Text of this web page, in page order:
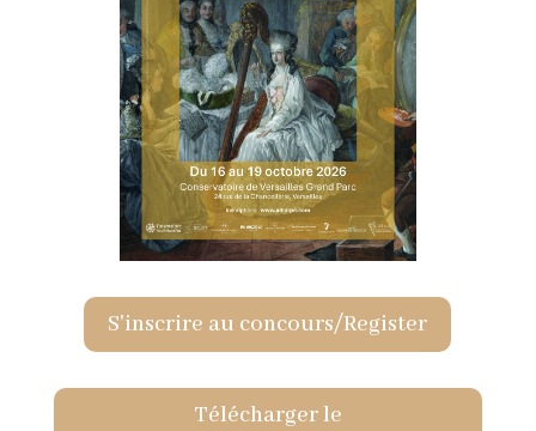
S'inscrire au concours/Register
Télécharger le